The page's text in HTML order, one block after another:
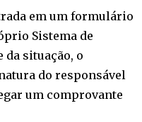
em um formulário
Sistema de
da situação, o
do responsável
um comprovante